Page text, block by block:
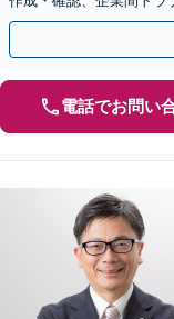
成長を法的側面より支援
電話でお問い